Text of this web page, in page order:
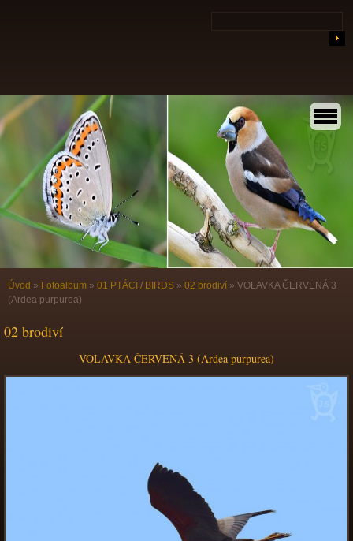
Úvod » Fotoalbum » 01 PTÁCI / BIRDS » 02 brodiví » VOLAVKA ČERVENÁ 3
(Ardea purpurea)
02 brodiví
VOLAVKA ČERVENÁ 3 (Ardea purpurea)